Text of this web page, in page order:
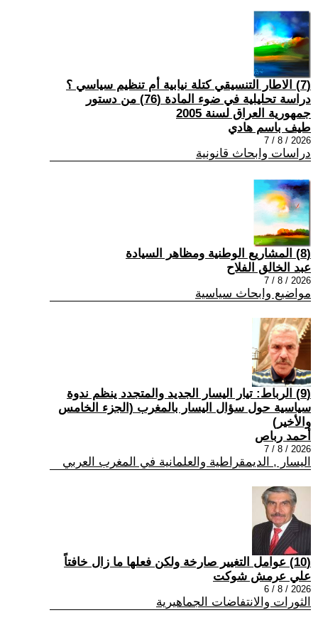
(7) الاطار التنسيقي كتلة نيابية أم تنظيم سياسي ؟
دراسة تحليلية في ضوء المادة (76) من دستور
جمهورية العراق لسنة 2005
طيف باسم هادي
2026 / 8 / 7
دراسات وابحاث قانونية
(8) المشاريع الوطنية ومظاهر السيادة
عبد الخالق الفلاح
2026 / 8 / 7
مواضيع وابحاث سياسية
(9) الرباط: تيار اليسار الجديد والمتجدد ينظم ندوة
سياسية حول سؤال اليسار بالمغرب (الجزء الخامس
والأخير)
أحمد رباص
2026 / 8 / 7
اليسار , الديمقراطية والعلمانية في المغرب العربي
(10) عوامل التغيير صارخة ولكن فعلها ما زال خافتاً
علي عرمش شوكت
2026 / 8 / 6
الثورات والانتفاضات الجماهيرية